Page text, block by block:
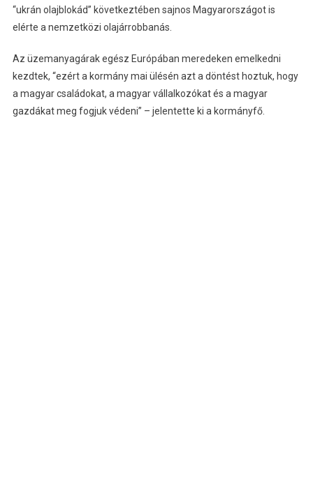
“ukrán olajblokád” következtében sajnos Magyarországot is
elérte a nemzetközi olajárrobbanás.
Az üzemanyagárak egész Európában meredeken emelkedni
kezdtek, “ezért a kormány mai ülésén azt a döntést hoztuk, hogy
a magyar családokat, a magyar vállalkozókat és a magyar
gazdákat meg fogjuk védeni” – jelentette ki a kormányfő.